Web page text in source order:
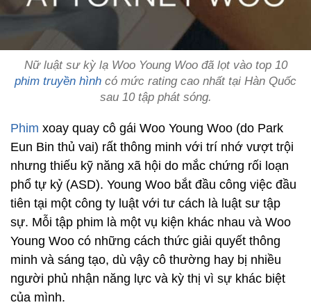
Nữ luật sư kỳ lạ Woo Young Woo đã lọt vào top 10
phim truyền hình có mức rating cao nhất tại Hàn Quốc
sau 10 tập phát sóng.
Phim xoay quay cô gái Woo Young Woo (do Park
Eun Bin thủ vai) rất thông minh với trí nhớ vượt trội
nhưng thiếu kỹ năng xã hội do mắc chứng rối loạn
phổ tự kỷ (ASD). Young Woo bắt đầu công việc đầu
tiên tại một công ty luật với tư cách là luật sư tập
sự. Mỗi tập phim là một vụ kiện khác nhau và Woo
Young Woo có những cách thức giải quyết thông
minh và sáng tạo, dù vậy cô thường hay bị nhiều
người phủ nhận năng lực và kỳ thị vì sự khác biệt
của mình.